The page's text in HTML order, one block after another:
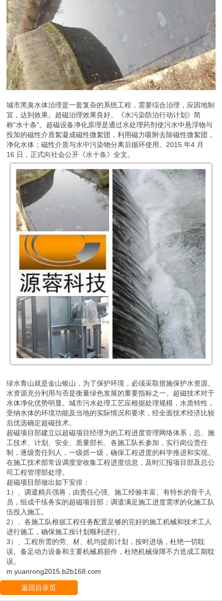
城市黑臭水体治理是一套复杂的系统工程，需要综合治理，应因地制
宜，达到效果。超磁治理效果良好。《水污染防治行动计划》简
称“水十条”。超磁设备净化原理是通过水处理药剂使污水中悬浮物与
投加的磁性介质絮凝成磁性微絮团，利用磁力吸附去除磁性微絮团，
净化水体；磁性介质与水中污染物分离后循环使用。2015 年4 月
16 日，正式向社会公开《水十条》全文。
绿水青山就是金山银山，为了保护环境，必须采取措施保护水资源。
水资源充分利用与否是衡量绿色发展的重要指标之一。超磁技术对于
水体净化优势明显。城市污水处理工艺应根据处理规模，水质特性，
受纳水体的环境功能及当地的实际情况和要求，经全面技术经济比较
后优选确定超磁技术。
超磁项目部建立以超磁项目经理为的工程进度管理网络体系，总、施
工技术、计划、安全、质量部长、各施工队长参加，实行岗位责任
制，逐级责任到人，一级抓一级，确保工程进度的科学推进和实现。
在施工技术部常设调度室收集工程进度信息，及时汇报项目部及总公
司工程管理部处理。
超磁项目部做出如下安排：
1）、调遣精兵强将，由责任心强、施工经验丰富、有特长的骨干人
员，组成干练务实的超磁项目部；调遣满足施工进度需求的化施工队
伍投入施工。
2）、各施工队根据工程任务配置足够的完好的施工机械和技术工人
进行施工，确保施工按计划顺利进行。
3）、工程所需的劳、材、机均提前计划，按时进场，杜绝一切耽
误。备足动力设备和主要机械易损件，杜绝机械保障不力造成工期耽
误。
m.yuanrong2015.b2b168.com
返回目录页